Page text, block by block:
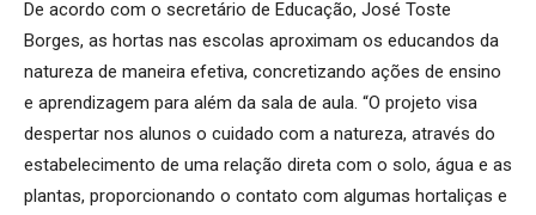
De acordo com o secretário de Educação, José Toste
Borges, as hortas nas escolas aproximam os educandos da
natureza de maneira efetiva, concretizando ações de ensino
e aprendizagem para além da sala de aula. “O projeto visa
despertar nos alunos o cuidado com a natureza, através do
estabelecimento de uma relação direta com o solo, água e as
plantas, proporcionando o contato com algumas hortaliças e